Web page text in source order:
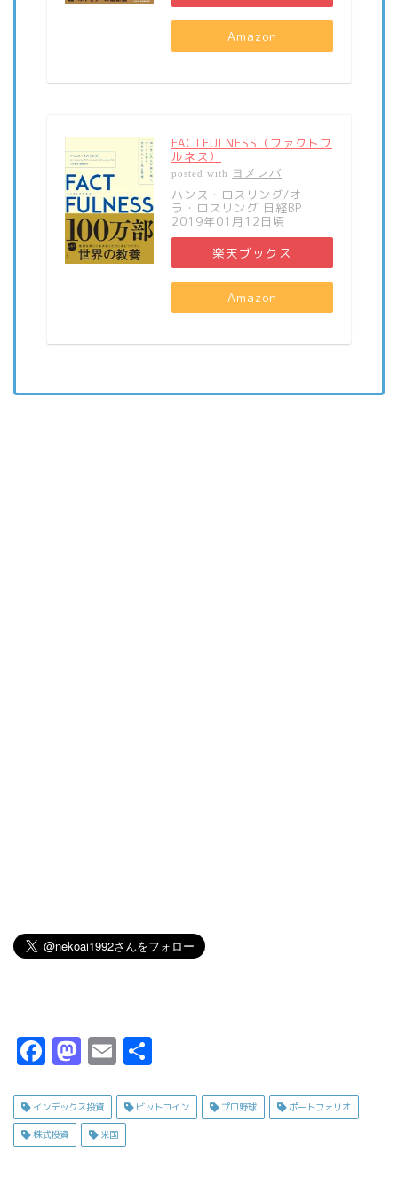
Amazon
FACTFULNESS（ファクトフ
ルネス）
posted with ヨメレバ
ハンス・ロスリング/オー
ラ・ロスリング 日経BP
2019年01月12日頃
楽天ブックス
Amazon
F
c
e
M
s
t
E
ai
l
インデックス投資 ビットコイン プロ野球 ポートフォリオ
株式投資 米国